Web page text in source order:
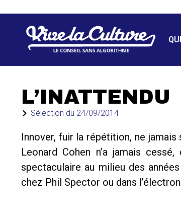
L’INATTENDU
Sélection du 24/09/2014
Innover, fuir la répétition, ne
Leonard Cohen n’a jamais
spectaculaire au milieu des
chez Phil Spector ou dans